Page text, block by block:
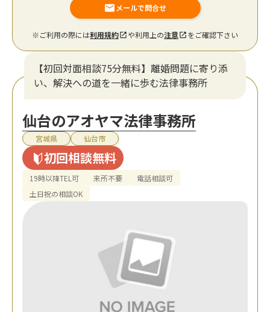
メールで問合せ
※ご利用の際には利用規約 や利用上の注意 をご確認下さい
【初回対面相談75分無料】離婚問題に寄り添
い、解決への道を一緒に歩む法律事務所
仙台のアオヤマ法律事務所
宮城県 仙台市
初回相談無料
19時以降TEL可 来所不要
電話相談可
土日祝の相談OK